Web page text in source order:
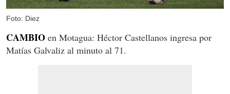
Foto: Diez
CAMBIO en Motagua: Héctor Castellanos ingresa por
Matías Galvaliz al minuto al 71.